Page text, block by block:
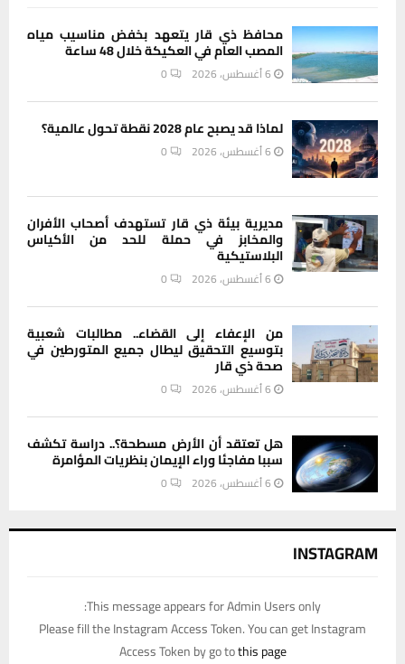
محافظ ذي قار يتعهد بخفض مناسيب مياه
المصب العام في العكيكة خلال 48 ساعة
6 أغسطس، 2026 0
لماذا قد يصبح عام 2028 نقطة تحول عالمية؟
6 أغسطس، 2026 0
مديرية بيئة ذي قار تستهدف أصحاب الأفران
والمخابز في حملة للحد من الأكياس
البلاستيكية
6 أغسطس، 2026 0
من الإعفاء إلى القضاء.. مطالبات شعبية
بتوسيع التحقيق ليطال جميع المتورطين في
صحة ذي قار
6 أغسطس، 2026 0
هل تعتقد أن الأرض مسطحة؟.. دراسة تكشف
سببا مفاجئا وراء الإيمان بنظريات المؤامرة
6 أغسطس، 2026 0
INSTAGRAM
This message appears for Admin Users only:
Please fill the Instagram Access Token. You can get Instagram
Access Token by go tothis page